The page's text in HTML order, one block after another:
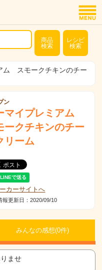
商品
検索
レシピ
検索
ム スモークチキンのチー
ン
マイプレミアム
ークチキンのチー
リーム
カーサイトへ
報更新日：2020/09/10
みんなの感想(0件)
ませ